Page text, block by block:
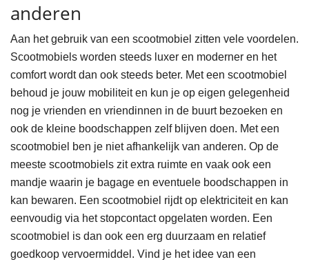
anderen
Aan het gebruik van een scootmobiel zitten vele voordelen.
Scootmobiels worden steeds luxer en moderner en het
comfort wordt dan ook steeds beter. Met een scootmobiel
behoud je jouw mobiliteit en kun je op eigen gelegenheid
nog je vrienden en vriendinnen in de buurt bezoeken en
ook de kleine boodschappen zelf blijven doen. Met een
scootmobiel ben je niet afhankelijk van anderen. Op de
meeste scootmobiels zit extra ruimte en vaak ook een
mandje waarin je bagage en eventuele boodschappen in
kan bewaren. Een scootmobiel rijdt op elektriciteit en kan
eenvoudig via het stopcontact opgelaten worden. Een
scootmobiel is dan ook een erg duurzaam en relatief
goedkoop vervoermiddel. Vind je het idee van een